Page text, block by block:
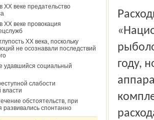
ХХ веке предательство
ХХ веке провокация
ХХ века, поскольку
не осознавали последствий
удавшийся социальный
слабости
власти
обстоятельств, при
развивались спонтанно
Расходы на АПК и транспорт объединили под рубрикой
году,